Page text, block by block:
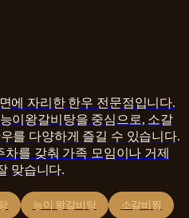
에 자리한 한우 전문점입니다.
이왕갈비탕을 중심으로, 소갈
를 다양하게 즐길 수 있습니다.
를 갖춰 가족 모임이나 거제
맞습니다.
능이 왕갈비탕 소갈비찜